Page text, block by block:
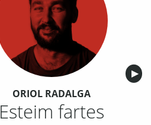
▶︎
ORIOL RADALGA
Esteim fartes